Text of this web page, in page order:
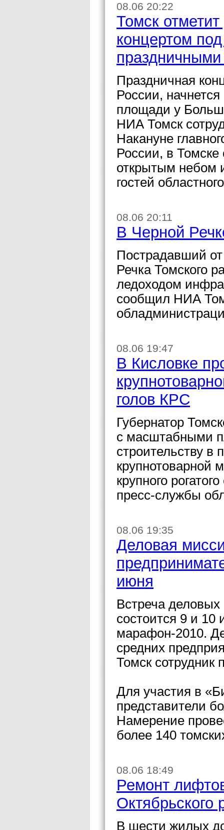
08.06 20:22
Томск
концертом
Праздничная
России,
площади у
НИА Томск
Накануне
России, в Томске
открытым небом
гостей
08.06 20:11
В Черной
Пострадавший от
Речка Томского
ледоходом
сообщил НИА
08.06 19:47
В Кисловке
голов КРС
Губернатор
с масштабными
строительству в
крупнотоварной
крупного
пресс-службы
08.06 19:35
Деловая
июня
Встреча
состоится 9 и 10
марафон-2010.
средних
Томск сотрудник
Для участия в
представители
Намерение
более 140
08.06 18:49
Ремонт
Октябрьского
В шести жилых